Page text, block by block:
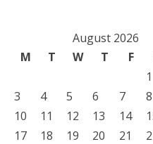
August 2026
M
T W T F
1
3
4 5 6 7 8
10
11 12 13 14
17
18 19 20 21